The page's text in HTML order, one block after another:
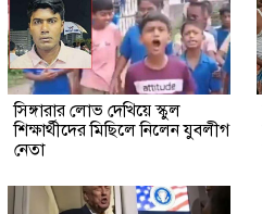
সিঙ্গারার লোভ দেখিয়ে স্কুল
শিক্ষার্থীদের মিছিলে নিলেন যুবলীগ
নেতা